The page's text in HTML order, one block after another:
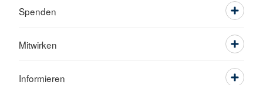
Spenden
Mitwirken
Informieren